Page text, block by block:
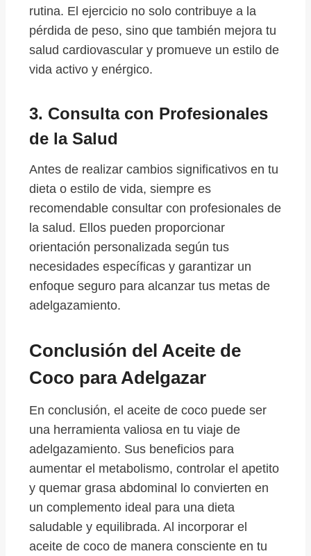
rutina. El ejercicio no solo contribuye a la
pérdida de peso, sino que también mejora tu
salud cardiovascular y promueve un estilo de
vida activo y enérgico.
3. Consulta con Profesionales
de la Salud
Antes de realizar cambios significativos en tu
dieta o estilo de vida, siempre es
recomendable consultar con profesionales de
la salud. Ellos pueden proporcionar
orientación personalizada según tus
necesidades específicas y garantizar un
enfoque seguro para alcanzar tus metas de
adelgazamiento.
Conclusión del Aceite de
Coco para Adelgazar
En conclusión, el aceite de coco puede ser
una herramienta valiosa en tu viaje de
adelgazamiento. Sus beneficios para
aumentar el metabolismo, controlar el apetito
y quemar grasa abdominal lo convierten en
un complemento ideal para una dieta
saludable y equilibrada. Al incorporar el
aceite de coco de manera consciente en tu